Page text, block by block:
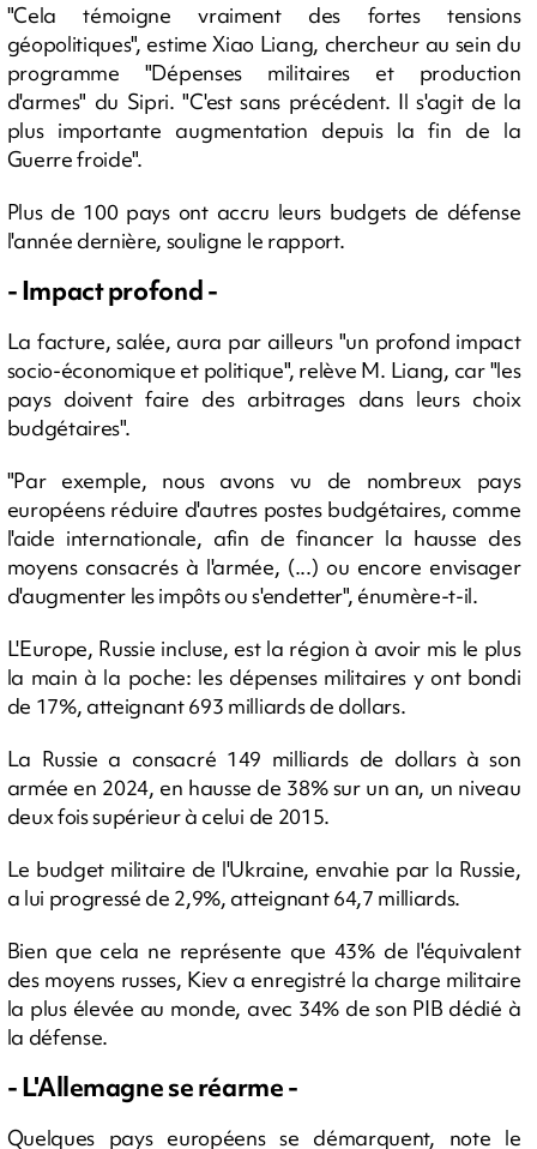
"Cela témoigne vraiment des fortes tensions
géopolitiques", estime Xiao Liang, chercheur au sein du
programme "Dépenses militaires et production
d'armes" du Sipri. "C'est sans précédent. Il s'agit de la
plus importante augmentation depuis la fin de la
Guerre froide".
Plus de 100 pays ont accru leurs budgets de défense
l'année dernière, souligne le rapport.
- Impact profond -
La facture, salée, aura par ailleurs "un profond impact
socio-économique et politique", relève M. Liang, car "les
pays doivent faire des arbitrages dans leurs choix
budgétaires".
"Par exemple, nous avons vu de nombreux pays
européens réduire d'autres postes budgétaires, comme
l'aide internationale, afin de financer la hausse des
moyens consacrés à l'armée, (...) ou encore envisager
d'augmenter les impôts ou s'endetter", énumère-t-il.
L'Europe, Russie incluse, est la région à avoir mis le plus
la main à la poche: les dépenses militaires y ont bondi
de 17%, atteignant 693 milliards de dollars.
La Russie a consacré 149 milliards de dollars à son
armée en 2024, en hausse de 38% sur un an, un niveau
deux fois supérieur à celui de 2015.
Le budget militaire de l'Ukraine, envahie par la Russie,
a lui progressé de 2,9%, atteignant 64,7 milliards.
Bien que cela ne représente que 43% de l'équivalent
des moyens russes, Kiev a enregistré la charge militaire
la plus élevée au monde, avec 34% de son PIB dédié à
la défense.
- L'Allemagne se réarme -
Quelques pays européens se démarquent, note le